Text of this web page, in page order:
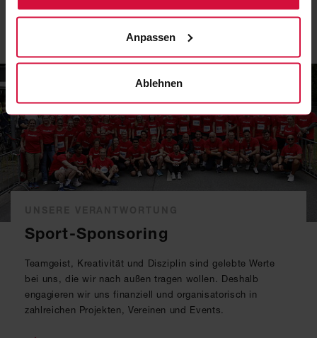
unserer Datenschutzerklärung.
Anpassen
Ablehnen
Sport-Sponsoring
Teamgeist, Kreativität und Disziplin sind gelebte Werte
bei uns, die wir nach außen tragen wollen. Deshalb
engagieren wir uns finanziell und organisatorisch in
zahlreichen Projekten, Vereinen und Events.